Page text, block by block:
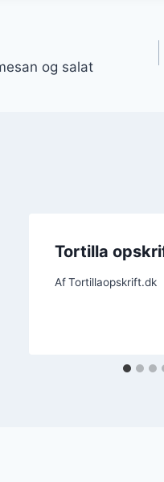
og salat
Tortilla
Af Tortillaopskrift.dk